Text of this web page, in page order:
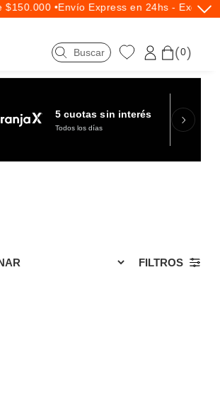
• Envío Express en 24hs - Exclusivo
0
5 cuotas sin interés
Todos los días
FILTROS